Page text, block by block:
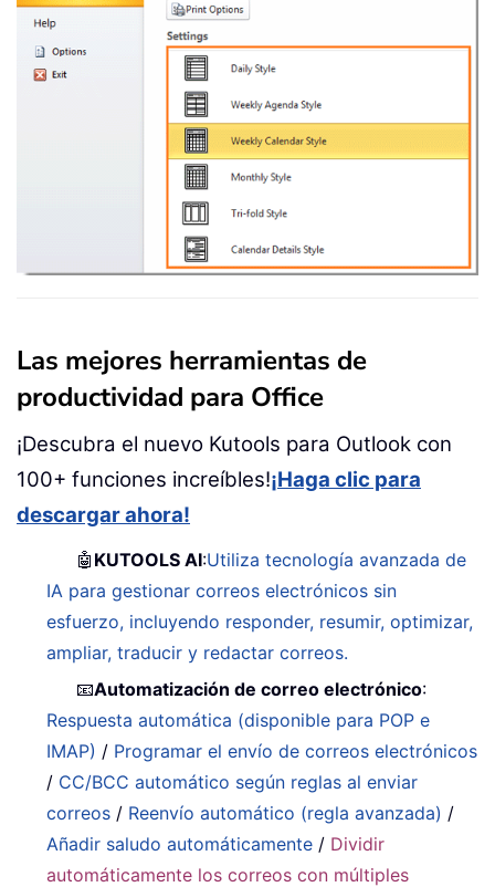
Las mejores herramientas de
productividad para Office
¡Descubra el nuevo Kutools para Outlook con
100+ funciones increíbles!¡Haga clic para
descargar ahora!
🤖 KUTOOLS AI:Utiliza tecnología avanzada de
IA para gestionar correos electrónicos sin
esfuerzo, incluyendo responder, resumir, optimizar,
ampliar, traducir y redactar correos.
📧Automatización de correo electrónico:
Respuesta automática (disponible para POP e
IMAP) / Programar el envío de correos electrónicos
/ CC/BCC automático según reglas al enviar
correos / Reenvío automático (regla avanzada) /
Añadir saludo automáticamente / Dividir
automáticamente los correos con múltiples